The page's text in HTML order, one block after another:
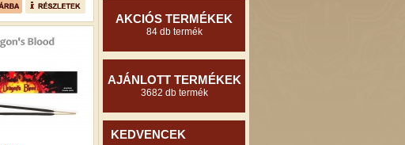
AKCIÓS TERMÉKEK
84 db termék
AJÁNLOTT TERMÉKEK
3682 db termék
KEDVENCEK